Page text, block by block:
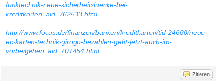
funktechnik-neue-sicherheitsluecke-bei-
kreditkarten_aid_762533.html
http://www.focus.de/finanzen/banken/kreditkarten/tid-24688/neue-
ec-karten-technik-girogo-bezahlen-geht-jetzt-auch-im-
vorbeigehen_aid_701454.html
Zitieren